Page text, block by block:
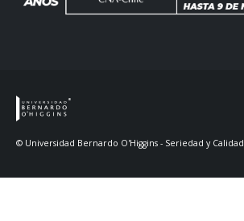
© Universidad Bernardo O'Higgins - Seriedad y Calidad